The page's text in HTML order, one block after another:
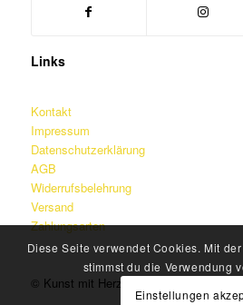
Links
Kontakt
Impressum
Datenschutzerklärung
AGB
Widerrufsbelehrung
Versand
Zahlungsarten
© Kunst mit Herz – Martin Jainz
Diese Seite verwendet Cookies. Mit
stimmst du die Verwendung
Einstellungen